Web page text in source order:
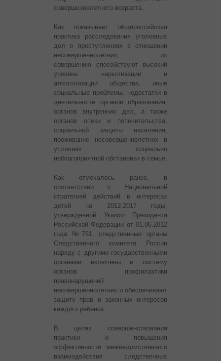
совершеннолетнего возраста.
Как показывает общероссийская
практика расследования уголовных
дел о преступлениях в отношении
несовершеннолетних, их
совершению способствуют высокий
уровень наркотизации и
алкоголизации общества, иные
социальные проблемы, недостатки в
деятельности органов образования,
органов внутренних дел, а также
органов опеки и попечительства,
социальной защиты населения,
проживание несовершеннолетних в
условиях социально
неблагоприятной обстановки в семье.
Как отмечалось ранее, в
соответствии с Национальной
стратегией действий в интересах
детей на 2012-2017 годы,
утвержденной Указом Президента
Российской Федерации от 01.06.2012
года №761, следственные органы
Следственного комитета России
наряду с другими государственными
органами включены в систему
органов профилактики
правонарушений
несовершеннолетних и обеспечивают
защиту прав и законных интересов
каждого ребенка.
В целях совершенствования
практики и повышения
эффективности межведомственного
взаимодействия следственных